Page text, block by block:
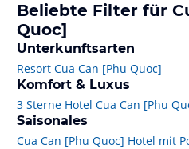
Beliebte Filter für
Quoc]
Unterkunftsarten
Resort Cua Can [Phu Quoc]
Komfort & Luxus
3 Sterne Hotel Cua Can [Phu
Saisonales
Cua Can [Phu Quoc] Hotel mit